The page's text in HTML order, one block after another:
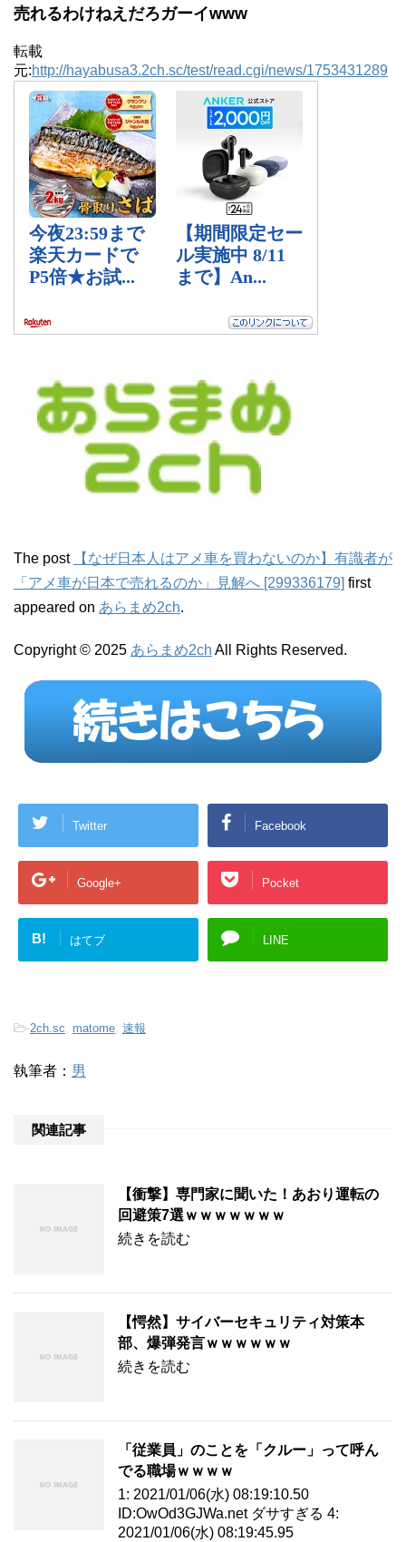
売れるわけねえだろガーイwww
転載
元:http://hayabusa3.2ch.sc/test/read.cgi/news/1753431289
The post
【なぜ日本人はアメ車を買わないのか】有識者が
「アメ車が日本で売れるのか」見解へ [299336179] first
appeared on あらまめ2ch.
Copyright © 2025 あらまめ2ch All Rights Reserved.
Twitter Facebook
Google+ Pocket
B! はてブ LINE
-2ch.sc, matome, 速報
執筆者： 男
関連記事
【衝撃】専門家に聞いた！あおり運転の
回避策7選ｗｗｗｗｗｗｗ
続きを読む
【愕然】サイバーセキュリティ対策本
部、爆弾発言ｗｗｗｗｗｗ
続きを読む
「従業員」のことを「クルー」って呼ん
でる職場ｗｗｗｗ
1: 2021/01/06(水) 08:19:10.50
ID:OwOd3GJWa.net ダサすぎる 4:
2021/01/06(水) 08:19:45.95